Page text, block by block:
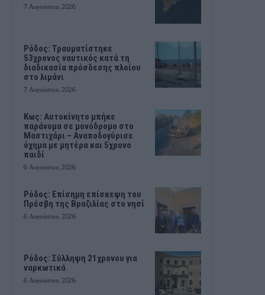
7 Αυγούστου, 2026
Ρόδος: Τραυματίστηκε
53χρονος ναυτικός κατά τη
διαδικασία πρόσδεσης πλοίου
στο λιμάνι
7 Αυγούστου, 2026
Kως: Αυτοκίνητο μπήκε
παράνομα σε μονόδρομο στο
Μαστιχάρι – Αναποδογύρισε
όχημα με μητέρα και 5χρονο
παιδί
6 Αυγούστου, 2026
Ρόδος: Επίσημη επίσκεψη του
Πρέσβη της Βραζιλίας στο νησί
6 Αυγούστου, 2026
Ρόδος: Σύλληψη 21χρονου για
ναρκωτικά
6 Αυγούστου, 2026